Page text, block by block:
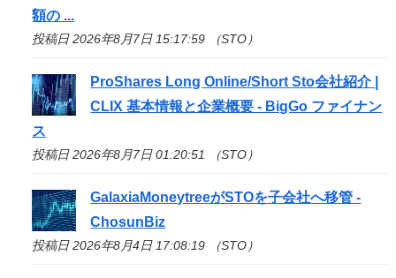
額の ...
投稿日 2026年8月7日 15:17:59 （STO）
ProShares Long Online/ShortSto会社紹介 |
CLIX 基本情報と企業概要 - BigGo ファイナン
ス
投稿日 2026年8月7日 01:20:51 （STO）
GalaxiaMoneytreeがSTOを子会社へ移管 -
ChosunBiz
投稿日 2026年8月4日 17:08:19 （STO）